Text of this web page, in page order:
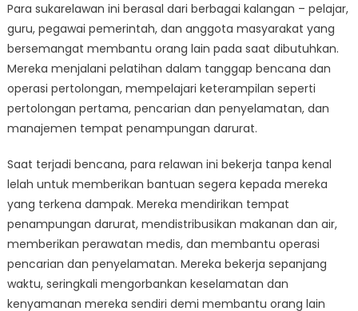
Para sukarelawan ini berasal dari berbagai kalangan – pelajar,
guru, pegawai pemerintah, dan anggota masyarakat yang
bersemangat membantu orang lain pada saat dibutuhkan.
Mereka menjalani pelatihan dalam tanggap bencana dan
operasi pertolongan, mempelajari keterampilan seperti
pertolongan pertama, pencarian dan penyelamatan, dan
manajemen tempat penampungan darurat.
Saat terjadi bencana, para relawan ini bekerja tanpa kenal
lelah untuk memberikan bantuan segera kepada mereka
yang terkena dampak. Mereka mendirikan tempat
penampungan darurat, mendistribusikan makanan dan air,
memberikan perawatan medis, dan membantu operasi
pencarian dan penyelamatan. Mereka bekerja sepanjang
waktu, seringkali mengorbankan keselamatan dan
kenyamanan mereka sendiri demi membantu orang lain